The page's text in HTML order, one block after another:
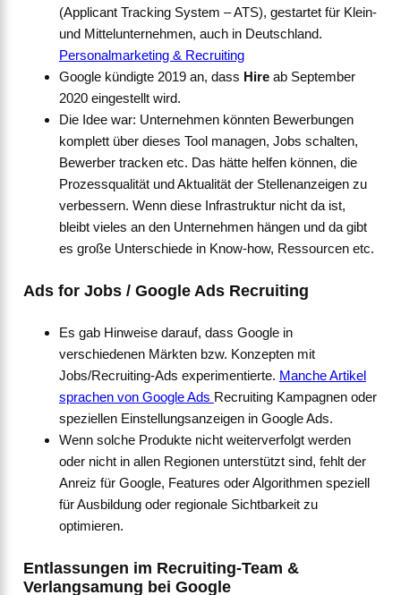
(Applicant Tracking System – ATS), gestartet für Klein-
und Mittelunternehmen, auch in Deutschland.
Personalmarketing & Recruiting
Google kündigte 2019 an, dass Hireab September
2020 eingestellt wird.
Die Idee war: Unternehmen könnten Bewerbungen
komplett über dieses Tool managen, Jobs schalten,
Bewerber tracken etc. Das hätte helfen können, die
Prozessqualität und Aktualität der Stellenanzeigen zu
verbessern. Wenn diese Infrastruktur nicht da ist,
bleibt vieles an den Unternehmen hängen und da gibt
es große Unterschiede in Know-how, Ressourcen etc.
Ads for Jobs / Google Ads Recruiting
Es gab Hinweise darauf, dass Google in
verschiedenen Märkten bzw. Konzepten mit
Jobs/Recruiting-Ads experimentierte. Manche Artikel
sprachen von Google Ads Recruiting Kampagnen oder
speziellen Einstellungsanzeigen in Google Ads.
Wenn solche Produkte nicht weiterverfolgt werden
oder nicht in allen Regionen unterstützt sind, fehlt der
Anreiz für Google, Features oder Algorithmen speziell
für Ausbildung oder regionale Sichtbarkeit zu
optimieren.
Entlassungen im Recruiting-Team &
Verlangsamung bei Google